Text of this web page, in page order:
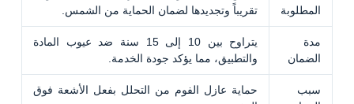
المطلوبة
تقريباً وتجديدها لضمان الحماية من الشمس.
مدة
الضمان
يتراوح بين 10 إلى 15 سنة ضد عيوب المادة
والتطبيق، مما يؤكد جودة الخدمة.
سبب
حماية عازل الفوم من التحلل بفعل الأشعة فوق